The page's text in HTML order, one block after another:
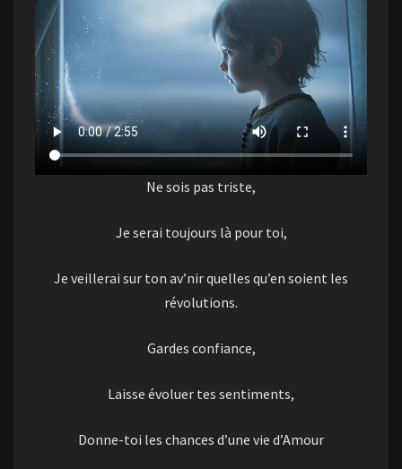
Ne sois pas triste,
Je serai toujours là pour toi,
Je veillerai sur ton av’nir quelles qu’en soient les
révolutions.
Gardes confiance,
Laisse évoluer tes sentiments,
Donne-toi les chances d’une vie d’Amour